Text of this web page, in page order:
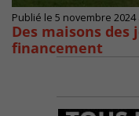
Publié le 5 novembre 2024
Des maisons
financement